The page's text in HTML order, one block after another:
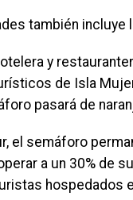
también
y
de Isla
pasará de
el semáforo
a un 30% de
hospedados